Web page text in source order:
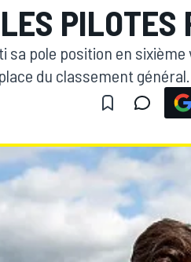
PILOTES
sa pole position en
du classement général.